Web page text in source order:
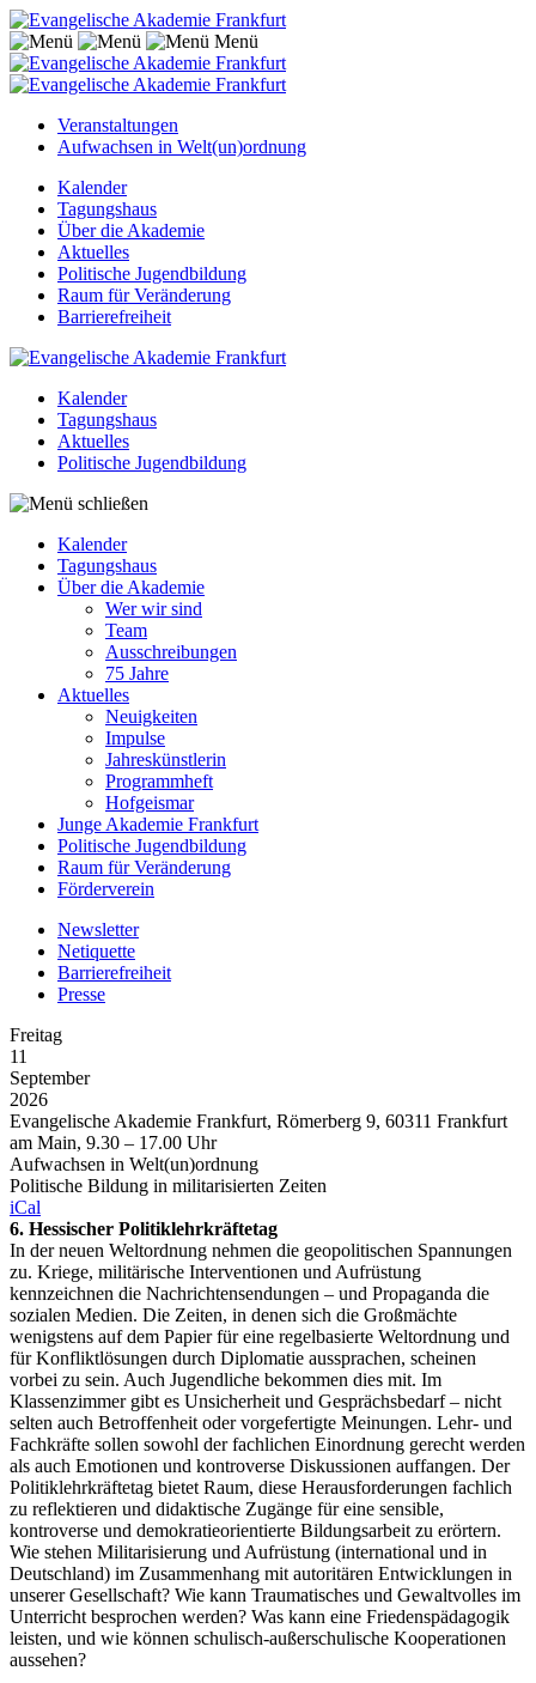
Menü
Veranstaltungen
Aufwachsen in Welt(un)ordnung
Kalender
Tagungshaus
Über die Akademie
Aktuelles
Politische Jugendbildung
Raum für Veränderung
Barrierefreiheit
Kalender
Tagungshaus
Aktuelles
Politische Jugendbildung
Kalender
Tagungshaus
Über die Akademie
Wer wir sind
Team
Ausschreibungen
75 Jahre
Aktuelles
Neuigkeiten
Impulse
Jahreskünstlerin
Programmheft
Hofgeismar
Junge Akademie Frankfurt
Politische Jugendbildung
Raum für Veränderung
Förderverein
Newsletter
Netiquette
Barrierefreiheit
Presse
Freitag
11
September
2026
Evangelische Akademie Frankfurt, Römerberg 9, 60311 Frankfurt
am Main, 9.30 – 17.00 Uhr
Aufwachsen in Welt(un)ordnung
Politische Bildung in militarisierten Zeiten
iCal
6. Hessischer Politiklehrkräftetag
In der neuen Weltordnung nehmen die geopolitischen Spannungen
zu. Kriege, militärische Interventionen und Aufrüstung
kennzeichnen die Nachrichtensendungen – und Propaganda die
sozialen Medien. Die Zeiten, in denen sich die Großmächte
wenigstens auf dem Papier für eine regelbasierte Weltordnung und
für Konfliktlösungen durch Diplomatie aussprachen, scheinen
vorbei zu sein. Auch Jugendliche bekommen dies mit. Im
Klassenzimmer gibt es Unsicherheit und Gesprächsbedarf – nicht
selten auch Betroffenheit oder vorgefertigte Meinungen. Lehr- und
Fachkräfte sollen sowohl der fachlichen Einordnung gerecht werden
als auch Emotionen und kontroverse Diskussionen auffangen. Der
Politiklehrkräftetag bietet Raum, diese Herausforderungen fachlich
zu reflektieren und didaktische Zugänge für eine sensible,
kontroverse und demokratieorientierte Bildungsarbeit zu erörtern.
Wie stehen Militarisierung und Aufrüstung (international und in
Deutschland) im Zusammenhang mit autoritären Entwicklungen in
unserer Gesellschaft? Wie kann Traumatisches und Gewaltvolles im
Unterricht besprochen werden? Was kann eine Friedenspädagogik
leisten, und wie können schulisch-außerschulische Kooperationen
aussehen?